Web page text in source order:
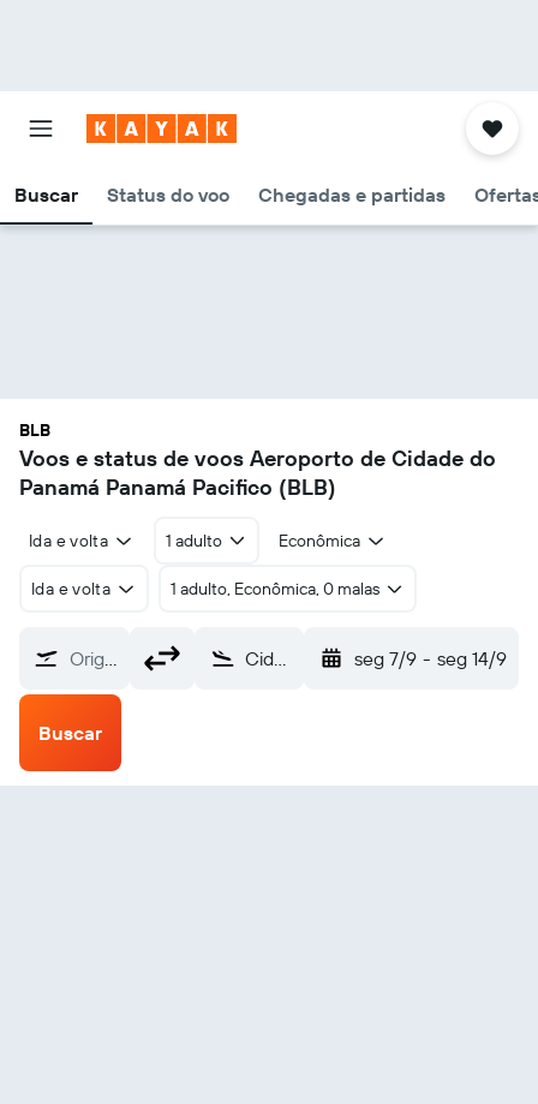
Buscar Status do voo Chegadas e partidas
BLB
Voos e status de voos Aeroporto de Cidade do
Panamá Panamá Pacifico (BLB)
Ida e volta 1 adulto Econômica
Ida e volta 1 adulto, Econômica, 0 malas
Origem Cidade do Panamá Panamá Pacifico (BLB) seg 7/9 - seg 14/9
Buscar